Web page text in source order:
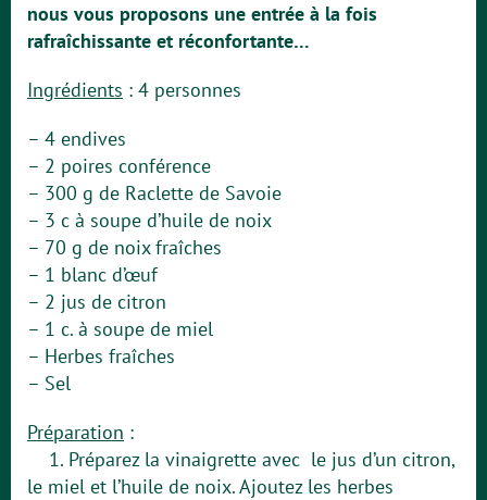
nous vous proposons une entrée à la fois
rafraîchissante et réconfortante…
Ingrédients : 4 personnes
– 4 endives
– 2 poires conférence
– 300 g de Raclette de Savoie
– 3 c à soupe d’huile de noix
– 70 g de noix fraîches
– 1 blanc d’œuf
– 2 jus de citron
– 1 c. à soupe de miel
– Herbes fraîches
– Sel
Préparation :
1. Préparez la vinaigrette avec le jus d’un citron,
le miel et l’huile de noix. Ajoutez les herbes